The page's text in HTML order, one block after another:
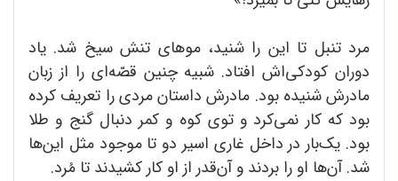
مرد تنبل تا این را شنید، موهای تنش سیخ شد. یاد
دوران کودکی‌اش افتاد. شبیه چنین قصّه‌ای را از زبان
مادرش شنیده بود. مادرش داستان مردی را تعریف کرده
بود که کار نمی‌کرد و توی کوه و کمر دنبال گنج و طلا
بود. یک‌بار در داخل غاری اسیر دو تا موجود مثل این‌ها
شد. آن‌ها او را بردند و آن‌قدر از او کار کشیدند تا مُرد.